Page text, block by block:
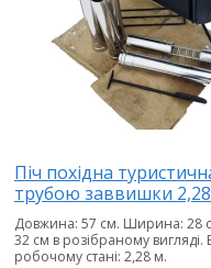
Піч похідна
трубою заввишки
Довжина: 57 см. Ширина: 28
32 см в розібраному вигляді.
робочому стані: 2,28 м.